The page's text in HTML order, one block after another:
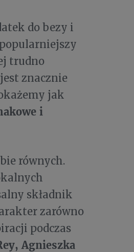
do bezy i
trudno
znacznie
jak
i
równych.
składnik
zarówno
podczas
Agnieszka